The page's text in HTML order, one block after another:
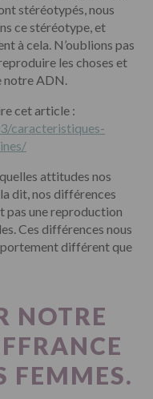
stéréotypés, nous
ce stéréotype, et
à cela. N’oublions pas
les choses et
notre ADN.
cet article :
caracteristiques-
attitudes nos
dit, nos différences
pas une reproduction
Ces différences nous
différent que
NOTRE
FEMMES.